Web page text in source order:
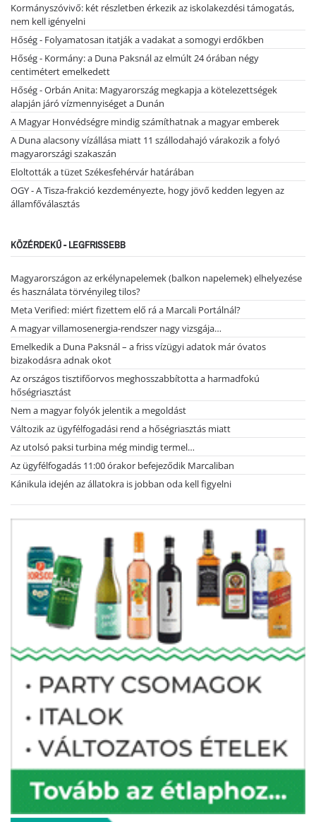
Kormányszóvivő: két részletben érkezik az iskolakezdési támogatás,
nem kell igényelni
Hőség - Folyamatosan itatják a vadakat a somogyi erdőkben
Hőség - Kormány: a Duna Paksnál az elmúlt 24 órában négy
centimétert emelkedett
Hőség - Orbán Anita: Magyarország megkapja a kötelezettségek
alapján járó vízmennyiséget a Dunán
A Magyar Honvédségre mindig számíthatnak a magyar emberek
A Duna alacsony vízállása miatt 11 szállodahajó várakozik a folyó
magyarországi szakaszán
Eloltották a tüzet Székesfehérvár határában
OGY - A Tisza-frakció kezdeményezte, hogy jövő kedden legyen az
államfőválasztás
KÖZÉRDEKŰ - LEGFRISSEBB
Magyarországon az erkélynapelemek (balkon napelemek) elhelyezése
és használata törvényileg tilos?
Meta Verified: miért fizettem elő rá a Marcali Portálnál?
A magyar villamosenergia-rendszer nagy vizsgája…
Emelkedik a Duna Paksnál – a friss vízügyi adatok már óvatos
bizakodásra adnak okot
Az országos tisztifőorvos meghosszabbította a harmadfokú
hőségriasztást
Nem a magyar folyók jelentik a megoldást
Változik az ügyfélfogadási rend a hőségriasztás miatt
Az utolsó paksi turbina még mindig termel…
Az ügyfélfogadás 11:00 órakor befejeződik Marcaliban
Kánikula idején az állatokra is jobban oda kell figyelni